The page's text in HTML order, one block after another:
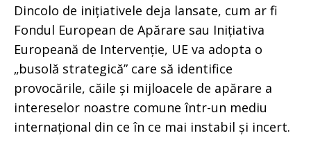
Dincolo de inițiativele deja lansate, cum ar fi
Fondul European de Apărare sau Inițiativa
Europeană de Intervenție, UE va adopta o
„busolă strategică” care să identifice
provocările, căile și mijloacele de apărare a
intereselor noastre comune într-un mediu
internațional din ce în ce mai instabil și incert.